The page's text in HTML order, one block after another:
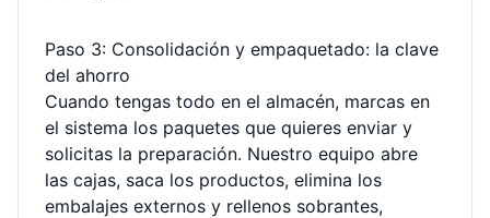
Paso 3: Consolidación y empaquetado: la clave
del ahorro
Cuando tengas todo en el almacén, marcas en
el sistema los paquetes que quieres enviar y
solicitas la preparación. Nuestro equipo abre
las cajas, saca los productos, elimina los
embalajes externos y rellenos sobrantes,